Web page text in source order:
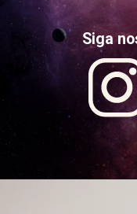
Siga